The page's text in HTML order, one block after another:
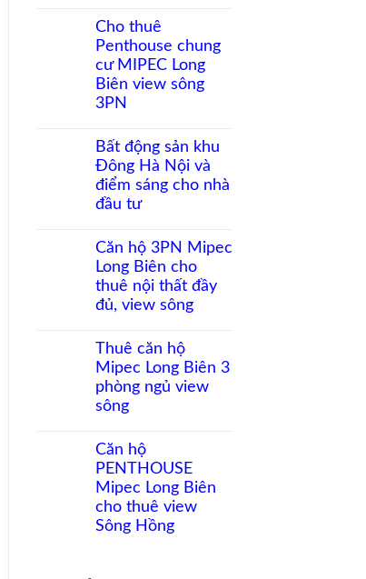
có
bình
luận
ở
tư
căn
Biên:
độ
tăng
giá
còn
Cho thuê
Penthouse chung
cư MIPEC Long
Biên view sông
3PN
có
bình
luận
ở
thuê
cư
MIPEC
Biên
view
Bất động sản khu
Đông Hà Nội và
điểm sáng cho nhà
đầu tư
có
bình
luận
ở
động
Đông
Hà
và
điểm
nhà
tư
Căn hộ 3PN Mipec
Long Biên cho
thuê nội thất đầy
đủ, view sông
có
bình
luận
ở
Căn
hộ
Long
Biên
thuê
nội
thất
đầy
Thuê căn hộ
Mipec Long Biên 3
phòng ngủ view
sông
có
bình
luận
ở
Thuê
căn
hộ
Căn hộ
PENTHOUSE
Mipec Long Biên
cho thuê view
Sông Hồng